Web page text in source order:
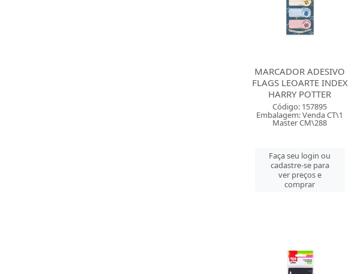
MARCADOR ADESIVO
FLAGS LEOARTE INDEX
HARRY POTTER
Código: 157895
Embalagem: Venda CT\1
Master CM\288
Faça seu login ou
cadastre-se para
ver preços e
comprar